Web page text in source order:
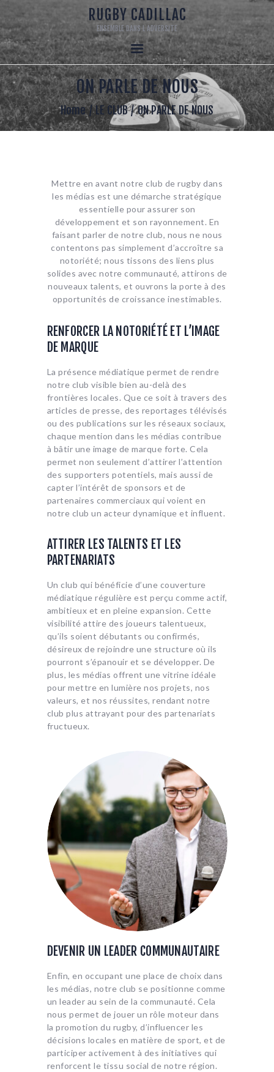
RUGBY CADILLAC
ENSEMBLE DANS L ADVERSITE
ON PARLE DE NOUS
Home LE CLUB ON PARLE DE NOUS
RUGBY CADILLAC
ENSEMBLE DANS L ADVERSITE
ACCUEIL
120 ANS
LE CLUB
MECENAT
LA BOUTIQUE DU CLUB
Mettre en avant notre club de rugby dans
les médias est une démarche stratégique
essentielle pour assurer son
développement et son rayonnement. En
faisant parler de notre club, nous ne nous
contentons pas simplement d’accroître sa
notoriété; nous tissons des liens plus
solides avec notre communauté, attirons de
nouveaux talents, et ouvrons la porte à des
opportunités de croissance inestimables.
RENFORCER LA NOTORIÉTÉ ET L’IMAGE
DE MARQUE
La présence médiatique permet de rendre
notre club visible bien au-delà des
frontières locales. Que ce soit à travers des
articles de presse, des reportages télévisés
ou des publications sur les réseaux sociaux,
chaque mention dans les médias contribue
à bâtir une image de marque forte. Cela
permet non seulement d’attirer l’attention
des supporters potentiels, mais aussi de
capter l’intérêt de sponsors et de
partenaires commerciaux qui voient en
notre club un acteur dynamique et influent.
ATTIRER LES TALENTS ET LES
PARTENARIATS
Un club qui bénéficie d’une couverture
médiatique régulière est perçu comme actif,
ambitieux et en pleine expansion. Cette
visibilité attire des joueurs talentueux,
qu’ils soient débutants ou confirmés,
désireux de rejoindre une structure où ils
pourront s’épanouir et se développer. De
plus, les médias offrent une vitrine idéale
pour mettre en lumière nos projets, nos
valeurs, et nos réussites, rendant notre
club plus attrayant pour des partenariats
fructueux.
DEVENIR UN LEADER COMMUNAUTAIRE
Enfin, en occupant une place de choix dans
les médias, notre club se positionne comme
un leader au sein de la communauté. Cela
nous permet de jouer un rôle moteur dans
la promotion du rugby, d’influencer les
décisions locales en matière de sport, et de
participer activement à des initiatives qui
renforcent le tissu social de notre région.